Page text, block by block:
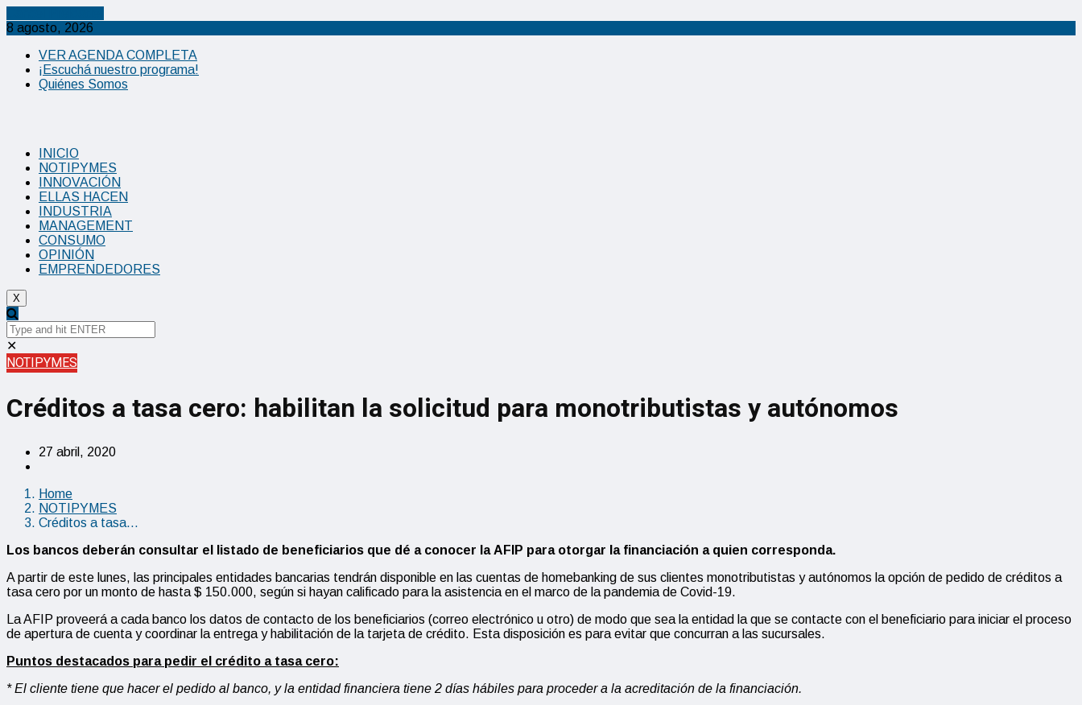
8 agosto, 2026
VER AGENDA COMPLETA
¡Escuchá nuestro programa!
Quiénes Somos
INICIO
NOTIPYMES
INNOVACIÓN
ELLAS HACEN
INDUSTRIA
MANAGEMENT
CONSUMO
OPINIÓN
EMPRENDEDORES
X
✕
NOTIPYMES
Créditos a tasa cero: habilitan la solicitud para monotributistas y autónomos
27 abril, 2020
Home
NOTIPYMES
Créditos a tasa…
Los bancos deberán consultar el listado de beneficiarios que dé a conocer la AFIP para otorgar la financiación a quien corresponda.
A partir de este lunes, las principales entidades bancarias tendrán disponible en las cuentas de homebanking de sus clientes monotributistas y autónomos la opción de pedido de créditos a
tasa cero por un monto de hasta $ 150.000, según si hayan calificado para la asistencia en el marco de la pandemia de Covid-19.
La AFIP proveerá a cada banco los datos de contacto de los beneficiarios (correo electrónico u otro) de modo que sea la entidad la que se contacte con el beneficiario para iniciar el proceso
de apertura de cuenta y coordinar la entrega y habilitación de la tarjeta de crédito. Esta disposición es para evitar que concurran a las sucursales.
Puntos destacados para pedir el crédito a tasa cero:
* El cliente tiene que hacer el pedido al banco, y la entidad financiera tiene 2 días hábiles para proceder a la acreditación de la financiación.